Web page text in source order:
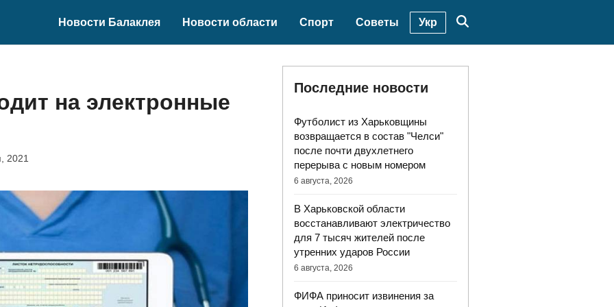
Новости Балаклея Новости области Спорт Советы Укр
на электронные
2021
Последние новости
Футболист из Харьковщины
возвращается в состав "Челси"
после почти двухлетнего
перерыва с новым номером
6 августа, 2026
В Харьковской области
восстанавливают электричество
для 7 тысяч жителей после
утренних ударов России
6 августа, 2026
ФИФА приносит извинения за